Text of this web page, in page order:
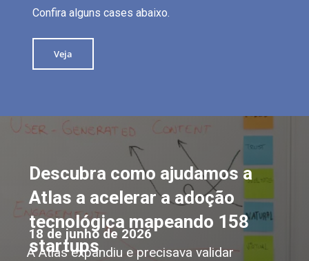
Confira alguns cases abaixo.
Veja
18 de junho de 2026
A Atlas expandiu e precisava validar
Descubra como ajudamos a
Atlas a acelerar a adoção
tecnológica mapeando 158
startups